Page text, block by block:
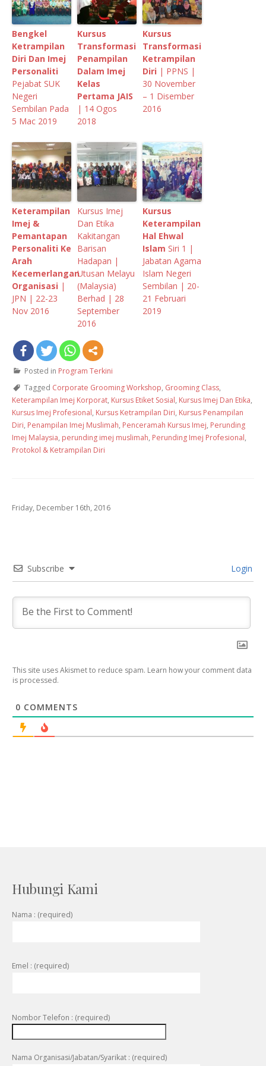
Bengkel
Ketrampilan
Diri Dan Imej
Personaliti
Pejabat SUK
Negeri
Sembilan Pada
5 Mac 2019
Kursus
Transformasi
Penampilan
Dalam Imej
Kelas
Pertama JAIS
| 14 Ogos
2018
Kursus
Transformasi
Ketrampilan
Diri | PPNS |
30 November
– 1 Disember
2016
Keterampilan
Imej &
Pemantapan
Personaliti Ke
Arah
Kecemerlangan
Organisasi |
JPN | 22-23
Nov 2016
Kursus Imej
Dan Etika
Kakitangan
Barisan
Hadapan |
Utusan Melayu
(Malaysia)
Berhad | 28
September
2016
Kursus
Keterampilan
Hal Ehwal
Islam Siri 1 |
Jabatan Agama
Islam Negeri
Sembilan | 20-
21 Februari
2019
Posted in Program Terkini
Tagged Corporate Grooming Workshop, Grooming Class,
Keterampilan Imej Korporat, Kursus Etiket Sosial, Kursus Imej Dan Etika,
Kursus Imej Profesional, Kursus Ketrampilan Diri, Kursus Penampilan
Diri, Penampilan Imej Muslimah, Penceramah Kursus Imej, Perunding
Imej Malaysia, perunding imej muslimah, Perunding Imej Profesional,
Protokol & Ketrampilan Diri
Friday, December 16th, 2016
Subscribe Login
This site uses Akismet to reduce spam. Learn how your comment data
is processed.
0 COMMENTS
Hubungi Kami
Nama : (required)
Emel : (required)
Nombor Telefon : (required)
Nama Organisasi/Jabatan/Syarikat : (required)